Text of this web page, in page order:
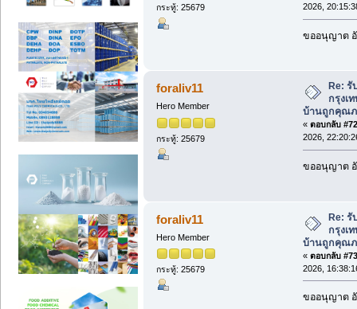
กระทู้: 25679
2026,
ขออนุญาต
foraliv11
Hero Member
กระทู้: 25679
Re: รั
กรุงเ
บ้านถูกคุณภ
« ตอบกลับ
2026,
ขออนุญาต
foraliv11
Hero Member
กระทู้: 25679
Re: รั
กรุงเ
บ้านถูกคุณภ
« ตอบกลับ
2026,
ขออนุญาต